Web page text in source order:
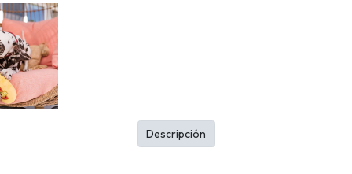
Descripción